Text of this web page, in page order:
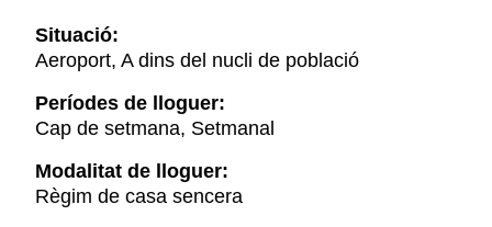
Situació:
Aeroport, A dins del nucli de població
Períodes de lloguer:
Cap de setmana, Setmanal
Modalitat de lloguer:
Règim de casa sencera